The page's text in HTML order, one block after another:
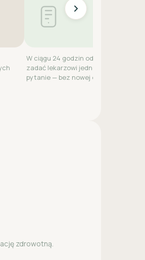
W ciągu 24 godzin od wizyty możesz
zadać lekarzowi jedno dodatkowe
pytanie — bez nowej opłaty.
zdrowotną.